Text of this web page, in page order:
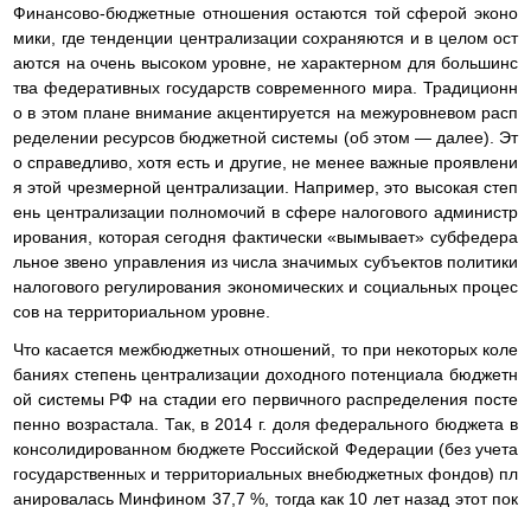
Финансово-бюджетные отношения остаются той сферой эконо
мики, где тенденции централизации сохраняются и в целом ост
аются на очень высоком уровне, не характерном для большинс
тва федеративных государств современного мира. Традиционн
о в этом плане внимание акцентируется на межуровневом расп
ределении ресурсов бюджетной системы (об этом — далее). Эт
о справедливо, хотя есть и другие, не менее важные проявлени
я этой чрезмерной централизации. Например, это высокая степ
ень централизации полномочий в сфере налогового администр
ирования, которая сегодня фактически «вымывает» субфедера
льное звено управления из числа значимых субъектов политики
налогового регулирования экономических и социальных процес
сов на территориальном уровне.
Что касается межбюджетных отношений, то при некоторых коле
баниях степень централизации доходного потенциала бюджетн
ой системы РФ на стадии его первичного распределения посте
пенно возрастала. Так, в 2014 г. доля федерального бюджета в
консолидированном бюджете Российской Федерации (без учета
государственных и территориальных внебюджетных фондов) пл
анировалась Минфином 37,7 %, тогда как 10 лет назад этот пок